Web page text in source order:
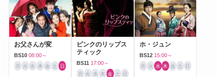
お父さんが変
BS10 08:00～
月 火 水 木 金 土 日
ピンクのリップス
ティック
BS11 17:00～
月 火 水 木 金 土 日
ホ・ジュン
BS12 15:00～
月 火 水 木 金 土 日